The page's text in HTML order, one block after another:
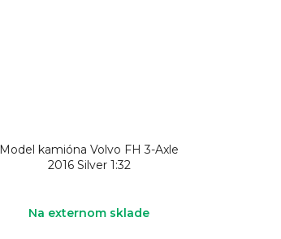
Model kamióna Volvo FH 3-Axle
2016 Silver 1:32
Na externom sklade